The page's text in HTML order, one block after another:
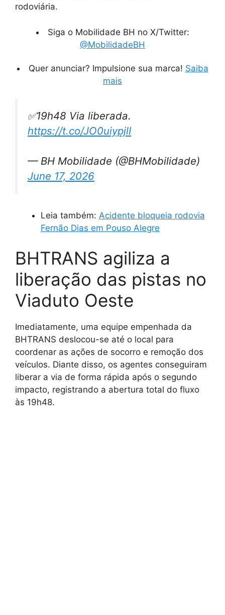
rodoviária.
Siga o Mobilidade BH no X/Twitter:
@MobilidadeBH
Quer anunciar? Impulsione sua marca! Saiba
mais
✅19h48 Via liberada.
https://t.co/JO0uiypjlI
— BH Mobilidade (@BHMobilidade)
June 17, 2026
Leia também: Acidente bloqueia rodovia
Fernão Dias em Pouso Alegre
BHTRANS agiliza a
liberação das pistas no
Viaduto Oeste
Imediatamente, uma equipe empenhada da
BHTRANS deslocou-se até o local para
coordenar as ações de socorro e remoção dos
veículos. Diante disso, os agentes conseguiram
liberar a via de forma rápida após o segundo
impacto, registrando a abertura total do fluxo
às 19h48.